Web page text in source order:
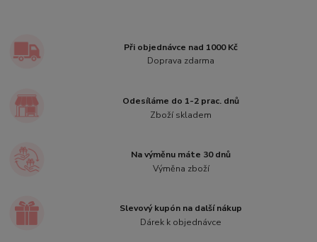
Při objednávce nad 1000 Kč
Doprava zdarma
Odesíláme do 1-2 prac. dnů
Zboží skladem
Na výměnu máte 30 dnů
Výměna zboží
Slevový kupón na další nákup
Dárek k objednávce